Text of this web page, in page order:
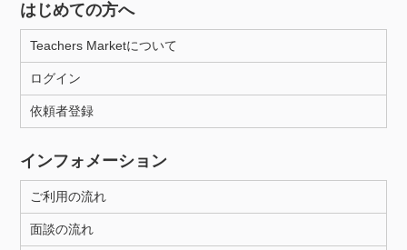
はじめての方へ
Teachers Marketについて
ログイン
依頼者登録
インフォメーション
ご利用の流れ
面談の流れ